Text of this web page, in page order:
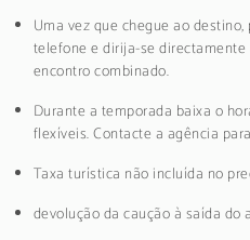
Uma vez que chegue ao
telefone e dirija-se
encontro combinado.
Durante a temporada baixa o
flexíveis. Contacte a agência
Taxa turística não incluída no
devolução da caução à saída do